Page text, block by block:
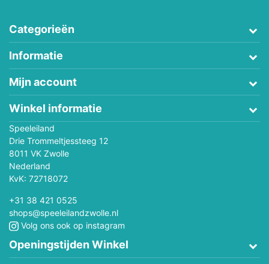
Categorieën
Informatie
Mijn account
Winkel informatie
Speeleiland
Drie Trommeltjessteeg 12
8011 VK Zwolle
Nederland
KvK: 72718072
+31 38 421 0525
shops@speeleilandzwolle.nl
Volg ons ook op instagram
Openingstijden Winkel